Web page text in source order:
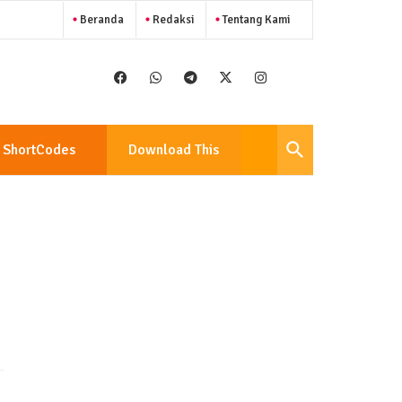
Beranda Redaksi Tentang Kami
ShortCodes Download This